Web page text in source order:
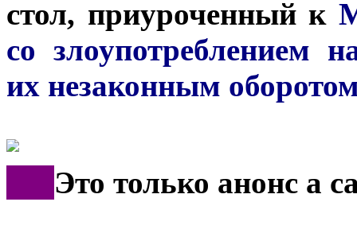
стол, приуроченный к
со злоупотреблением
их незаконным
Это только анонс а